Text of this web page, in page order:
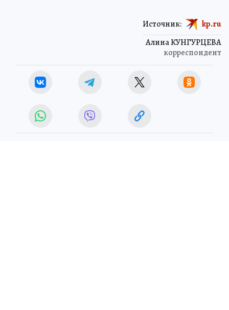
Алина КУНГУРЦЕВА
корреспондент
Источник: kp.ru